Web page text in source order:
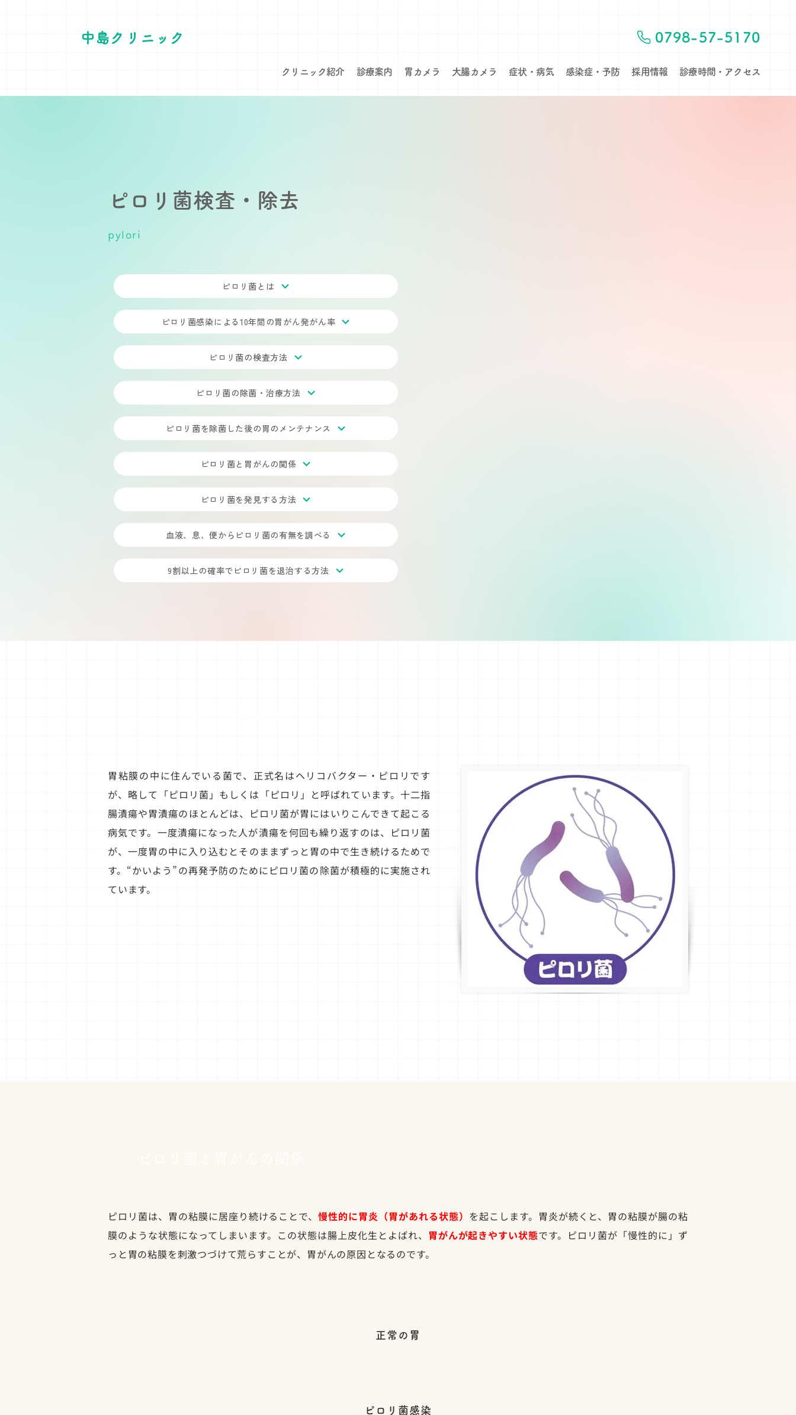
中島クリニック 0798-57-5170
クリニック紹介 診療案内 胃カメラ 大腸カメラ 症状・病気 感染症・予防 採用情報 診療時間・アクセス
ピロリ菌検査・除去
pylori
ピロリ菌とは
ピロリ菌感染による10年間の胃がん発がん率
ピロリ菌の検査方法
ピロリ菌の除菌・治療方法
ピロリ菌を除菌した後の胃のメンテナンス
ピロリ菌と胃がんの関係
ピロリ菌を発見する方法
血液、息、便からピロリ菌の有無を調べる
9割以上の確率でピロリ菌を退治する方法
胃粘膜の中に住んでいる菌で、正式名はヘリコバクター・ピロリです
が、略して「ピロリ菌」もしくは「ピロリ」と呼ばれています。十二指
腸潰瘍や胃潰瘍のほとんどは、ピロリ菌が胃にはいりこんできて起こる
病気です。一度潰瘍になった人が潰瘍を何回も繰り返すのは、ピロリ菌
が、一度胃の中に入り込むとそのままずっと胃の中で生き続けるためで
す。“かいよう”の再発予防のためにピロリ菌の除菌が積極的に実施され
ています。
ピロリ菌は、胃の粘膜に居座り続けることで、慢性的に胃炎（胃があれる状態） を起こします。胃炎が続くと、胃の粘膜が腸の粘
膜のような状態になってしまいます。この状態は腸上皮化生とよばれ、 胃がんが起きやすい状態です。ピロリ菌が「慢性的に」ず
っと胃の粘膜を刺激つづけて荒らすことが、胃がんの原因となるのです。
正常の胃
ピロリ菌感染